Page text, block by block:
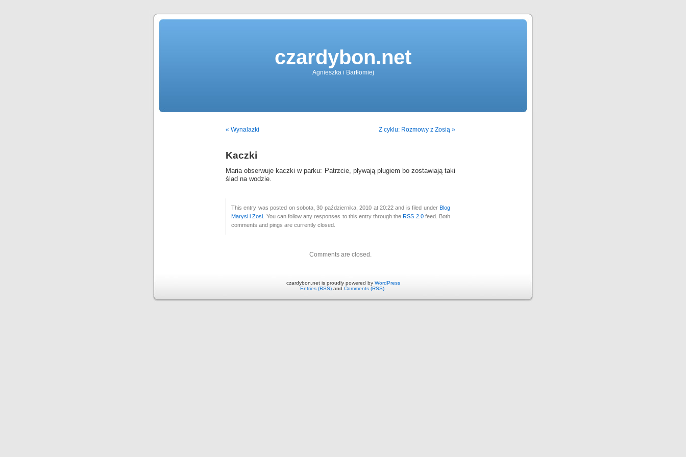
czardybon.net
Agnieszka i Bartłomiej
« Wynalazki Z cyklu: Rozmowy z Zosią »
Kaczki
Maria obserwuje kaczki w parku: Patrzcie, pływają pługiem bo zostawiają taki
ślad na wodzie.
This entry was posted on sobota, 30 października, 2010 at 20:22 and is filed under Blog
Marysi i Zosi . You can follow any responses to this entry through theRSS 2.0feed. Both
comments and pings are currently closed.
Comments are closed.
czardybon.net is proudly powered by WordPress
Entries (RSS) and Comments (RSS)